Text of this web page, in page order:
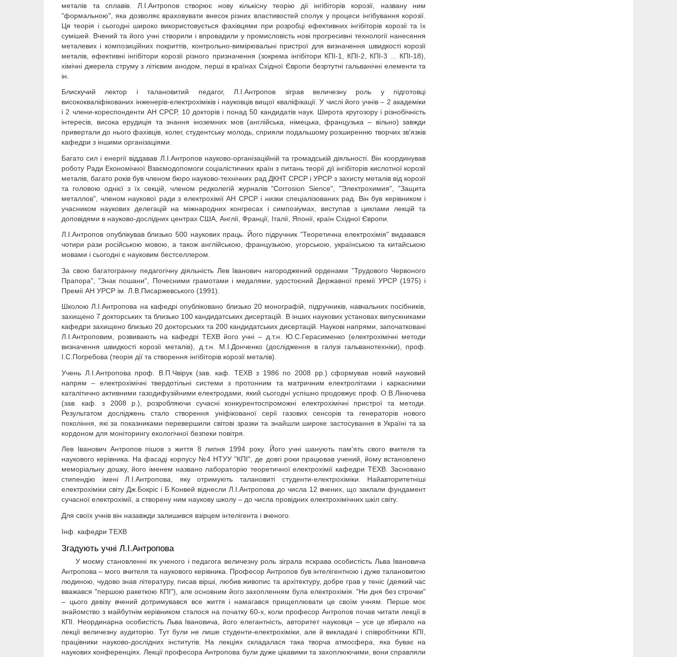
металів та сплавів. Л.І.Антропов створює нову кількісну теорію дії інгібіторів корозії, названу ним
"формальною", яка дозволяє враховувати внесок різних властивостей сполук у процеси інгібування корозії.
Ця теорія і сьогодні широко використовується фахівцями при розробці ефективних інгібіторів корозії та їх
сумішей. Вчений та його учні створили і впровадили у промисловість нові прогресивні технології нанесення
металевих і композиційних покриттів, контрольно-вимірювальні пристрої для визначення швидкості корозії
металів, ефективні інгібітори корозії різного призначення (зокрема інгібітори КПІ-1, КПІ-2, КПІ-3 ... КПІ-18),
хімічні джерела струму з літієвим анодом, перші в країнах Східної Європи безртутні гальванічні елементи та
ін.
Блискучий лектор і талановитий педагог, Л.І.Антропов зіграв величезну роль у підготовці
висококваліфікованих інженерів-електрохіміків і науковців вищої кваліфікації. У числі його учнів – 2 академіки
і 2 члени-кореспонденти АН СРСР, 10 докторів і понад 50 кандидатів наук. Широта кругозору і різнобічність
інтересів, висока ерудиція та знання іноземних мов (англійська, німецька, французька – вільно) завжди
привертали до нього фахівців, колег, студентську молодь, сприяли подальшому розширенню творчих зв'язків
кафедри з іншими організаціями.
Багато сил і енергії віддавав Л.І.Антропов науково-організаційній та громадській діяльності. Він координував
роботу Ради Економічної Взаємодопомоги соціалістичних країн з питань теорії дії інгібіторів кислотної корозії
металів, багато років був членом бюро науково-технічних рад ДКНТ СРСР і УРСР з захисту металів від корозії
та головою однієї з їх секцій, членом редколегій журналів "Corrosion Sience", "Электрохимия", "Защита
металлов", членом наукової ради з електрохімії АН СРСР і низки спеціалізованих рад. Він був керівником і
учасником наукових делегацій на міжнародних конгресах і симпозіумах, виступав з циклами лекцій та
доповідями в науково-дослідних центрах США, Англії, Франції, Італії, Японії, країн Східної Європи.
Л.І.Антропов опублікував близько 500 наукових праць. Його підручник "Теоретична електрохімія" видавався
чотири рази російською мовою, а також англійською, французькою, угорською, українською та китайською
мовами і сьогодні є науковим бестселлером.
За свою багатогранну педагогічну діяльність Лев Іванович нагороджений орденами "Трудового Червоного
Прапора", "Знак пошани", Почесними грамотами і медалями, удостоєний Державної премії УРСР (1975) і
Премії АН УРСР ім. Л.В.Писаржевського (1991).
Школою Л.І.Антропова на кафедрі опубліковано близько 20 монографій, підручників, навчальних посібників,
захищено 7 докторських та близько 100 кандидатських дисертацій. В інших наукових установах випускниками
кафедри захищено близько 20 докторських та 200 кандидатських дисертацій. Наукові напрями, започатковані
Л.І.Антроповим, розвивають на кафедрі ТЕХВ його учні – д.т.н. Ю.С.Герасименко (електрохімічні методи
визначення швидкості корозії металів), д.т.н. М.І.Донченко (дослідження в галузі гальванотехніки), проф.
І.С.Погребова (теорія дії та створення інгібіторів корозії металів).
Учень Л.І.Антропова проф. В.П.Чвірук (зав. каф. ТЕХВ з 1986 по 2008 рр.) сформував новий науковий
напрям – електрохімічні твердотільні системи з протонним та матричним електролітами і каркасними
каталітично активними газодифузійними електродами, який сьогодні успішно продовжує проф. О.В.Лінючева
(зав. каф. з 2008 р.), розробляючи сучасні конкурентоспроможні електрохімічні пристрої та методи.
Результатом досліджень стало створення уніфікованої серії газових сенсорів та генераторів нового
покоління, які за показниками перевершили світові зразки та знайшли широке застосування в Україні та за
кордоном для моніторингу екологічної безпеки повітря.
Лев Іванович Антропов пішов з життя 8 липня 1994 року. Його учні шанують пам'ять свого вчителя та
наукового керівника. На фасаді корпусу №4 НТУУ "КПІ", де довгі роки працював учений, йому встановлено
меморіальну дошку, його іменем названо лабораторію теоретичної електрохімії кафедри ТЕХВ. Засновано
стипендію імені Л.І.Антропова, яку отримують талановиті студенти-електрохіміки. Найавторитетніші
електрохіміки світу Дж.Бокріс і Б.Конвей віднесли Л.І.Антропова до числа 12 вчених, що заклали фундамент
сучасної електрохімії, а створену ним наукову школу – до числа провідних електрохімічних шкіл світу.
Для своїх учнів він назавжди залишився взірцем інтелігента і вченого.
Інф. кафедри ТЕХВ
Згадують учні Л.І.Антропова
У моєму становленні як ученого і педагога величезну роль зіграла яскрава особистість Льва Івановича
Антропова – мого вчителя та наукового керівника. Професор Антропов був інтелігентною і дуже талановитою
людиною, чудово знав літературу, писав вірші, любив живопис та архітектуру, добре грав у теніс (деякий час
вважався "першою ракеткою КПІ"), але основним його захопленням була електрохімія. "Ни дня без строчки"
– цього девізу вчений дотримувався все життя і намагався прищеплювати це своїм учням. Перше моє
знайомство з майбутнім керівником сталося на початку 60-х, коли професор Антропов почав читати лекції в
КПІ. Неординарна особистість Льва Івановича, його елегантність, авторитет науковця – усе це збирало на
лекції величезну аудиторію. Тут були не лише студенти-електрохіміки, але й викладачі і співробітники КПІ,
працівники науково-дослідних інститутів. На лекціях складалася така творча атмосфера, яка буває на
наукових конференціях. Лекції професора Антропова були дуже цікавими та захоплюючими, вони справляли